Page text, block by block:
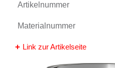
Artikelnummer
Materialnummer
Link zur Artikelseite